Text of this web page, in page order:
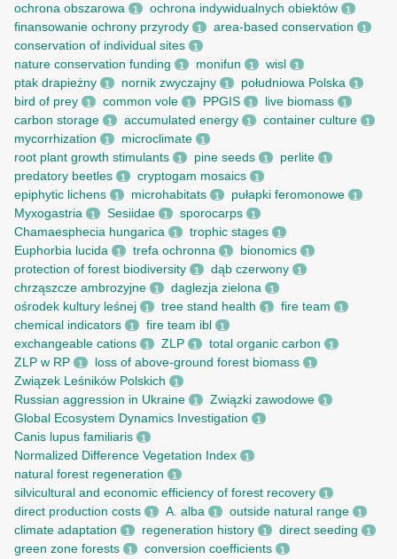
ochrona obszarowa 1 ochrona indywidualnych obiektów 1
finansowanie ochrony przyrody 1 area-based conservation 1
conservation of individual sites 1
nature conservation funding 1 monifun 1 wisl 1
ptak drapieżny 1 nornik zwyczajny 1 południowa Polska 1
bird of prey 1 common vole 1 PPGIS 1 live biomass 1
carbon storage 1 accumulated energy 1 container culture 1
mycorrhization 1 microclimate 1
root рlant growth stimulants 1 pine seeds 1 perlite 1
predatory beetles 1 cryptogam mosaics 1
epiphytic lichens 1 microhabitats 1 pułapki feromonowe 1
Myxogastria 1 Sesiidae 1 sporocarps 1
Chamaesphecia hungarica 1 trophic stages 1
Euphorbia lucida 1 trefa ochronna 1 bionomics 1
protection of forest biodiversity 1 dąb czerwony 1
chrząszcze ambrozyjne 1 daglezja zielona 1
ośrodek kultury leśnej 1 tree stand health 1 fire team 1
chemical indicators 1 fire team ibl 1
exchangeable cations 1 ZLP 1 total organic carbon 1
ZLP w RP 1 loss of above-ground forest biomass 1
Związek Leśników Polskich 1
Russian aggression in Ukraine 1 Związki zawodowe 1
Global Ecosystem Dynamics Investigation 1
Canis lupus familiaris 1
Normalized Difference Vegetation Index 1
natural forest regeneration 1
silvicultural and economic efficiency of forest recovery 1
direct production costs 1 A. alba 1 outside natural range 1
climate adaptation 1 regeneration history 1 direct seeding 1
green zone forests 1 conversion coefficients 1